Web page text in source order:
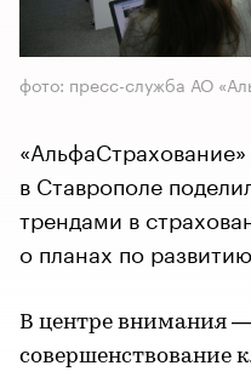
фото: пресс-служба АО
в Ставрополе
трендами в
о планах по
В центре внимания —
совершенствование